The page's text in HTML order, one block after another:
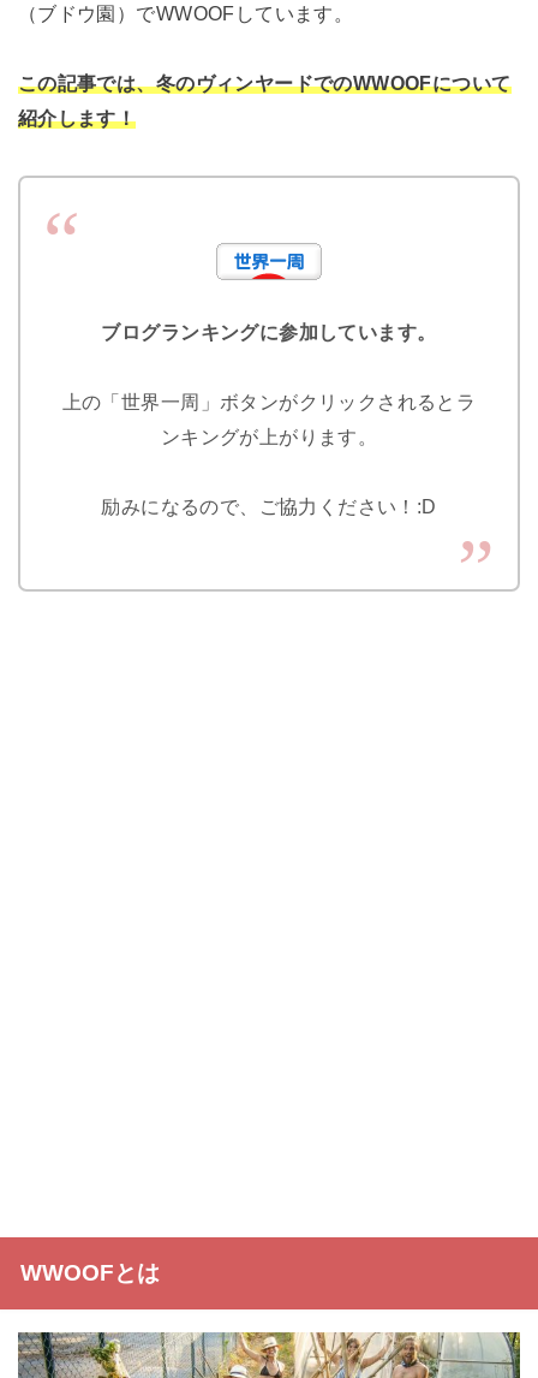
（ブドウ園）でWWOOFしています。
この記事では、冬のヴィンヤードでのWWOOFについて
紹介します！
ブログランキングに参加しています。
上の「世界一周」ボタンがクリックされるとラ
ンキングが上がります。
励みになるので、ご協力ください！:D
WWOOFとは